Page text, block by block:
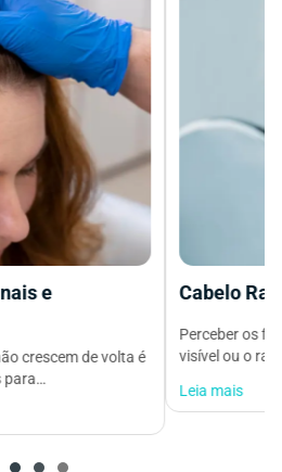
Trichotest Pode Ajudar?
mais finos, o couro cabeludo mais